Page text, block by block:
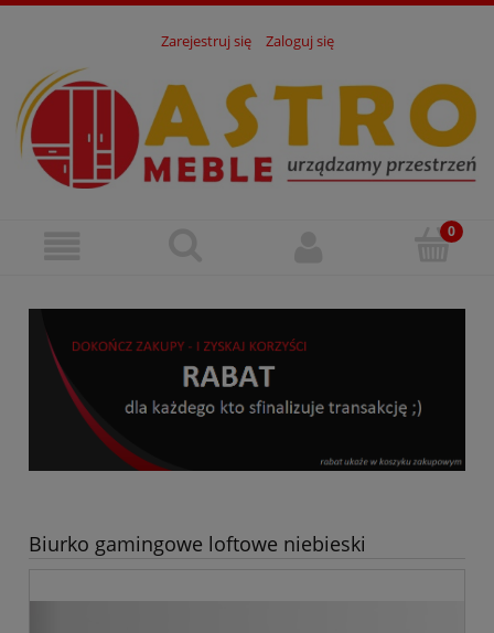
Zarejestruj się Zaloguj się
Biurko gamingowe loftowe niebieski